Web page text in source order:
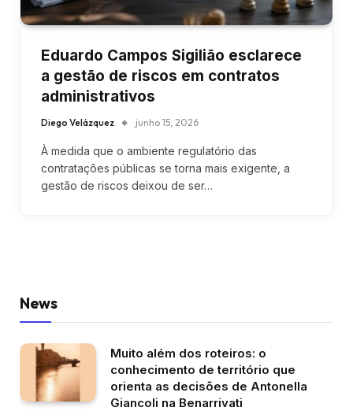
Eduardo Campos Sigilião esclarece
a gestão de riscos em contratos
administrativos
Diego Velázquez junho 15, 2026
À medida que o ambiente regulatório das
contratações públicas se torna mais exigente, a
gestão de riscos deixou de ser…
News
Muito além dos roteiros: o
conhecimento de território que
orienta as decisões de Antonella
Giancoli na Benarrivati